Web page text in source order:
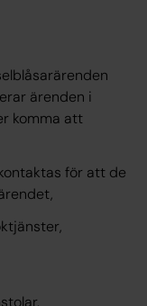
ärenden i
komma att
för att de